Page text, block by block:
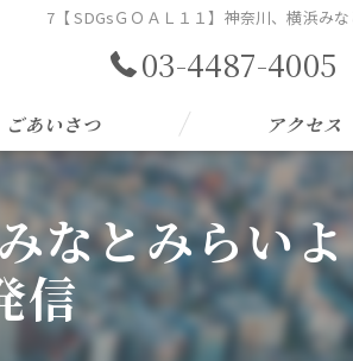
7【 SDGsＧＯＡＬ１１】神奈川、横浜み
03-4487-4005
ごあいさつ アクセス
なとみらい
信